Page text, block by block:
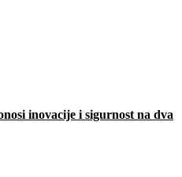
inovacije i sigurnost na dva